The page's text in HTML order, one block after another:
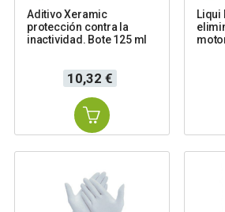
Aditivo Xeramic
protección contra la
inactividad. Bote 125 ml
Precio
10,32 €
Liqui